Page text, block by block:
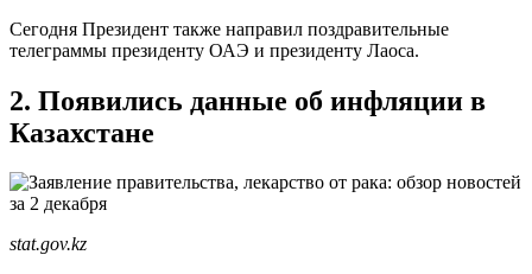
Сегодня Президент также направил поздравительные
телеграммы президенту ОАЭ и президенту Лаоса.
2. Появились данные об инфляции в
Казахстане
stat.gov.kz